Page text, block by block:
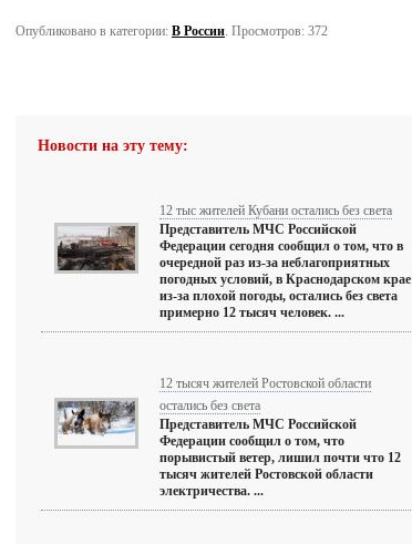
Опубликовано в категории: В России. Просмотров: 372
Новости на эту тему:
12 тыс жителей Кубани остались без света
Представитель МЧС Российской
Федерации сегодня сообщил о том, что в
очередной раз из-за неблагоприятных
погодных условий, в Краснодарском крае
из-за плохой погоды, остались без света
примерно 12 тысяч человек. ...
12 тысяч жителей Ростовской области
остались без света
Представитель МЧС Российской
Федерации сообщил о том, что
порывистый ветер, лишил почти что 12
тысяч жителей Ростовской области
электричества. ...